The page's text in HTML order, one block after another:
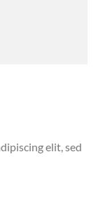
elit, sed